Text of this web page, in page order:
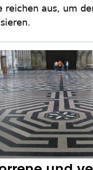
reichen aus, um